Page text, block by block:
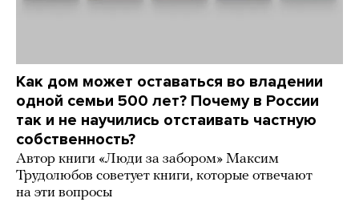
Как дом может оставаться во владении
одной семьи 500 лет? Почему в России
так и не научились отстаивать частную
собственность?
Автор книги «Люди за забором» Максим
Трудолюбов советует книги, которые отвечают
на эти вопросы